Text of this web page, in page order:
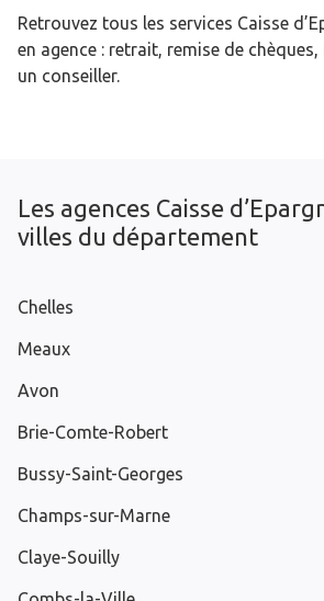
Retrouvez tous les services Caisse
en agence : retrait, remise de
un conseiller.
Les agences Caisse
villes du département
Chelles
Meaux
Avon
Brie-Comte-Robert
Bussy-Saint-Georges
Champs-sur-Marne
Claye-Souilly